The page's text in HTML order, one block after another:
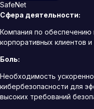
SafeNet
Сфера деятельности:
Компания по обеспечению
корпоративных клиентов
Боль:
Необходимость
кибербезопасности для
высоких требований